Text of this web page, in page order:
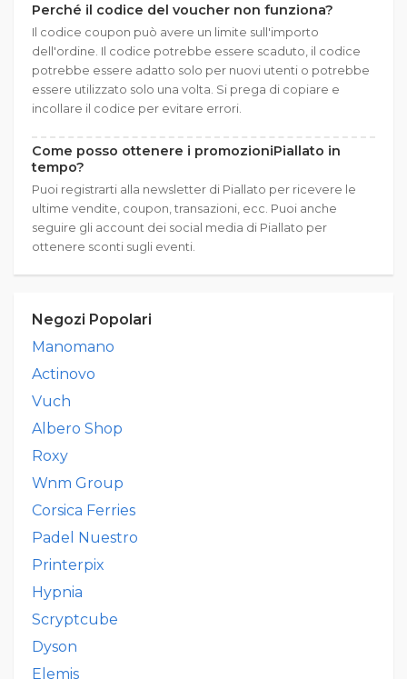
Perché il codice del voucher non funziona?
Il codice coupon può avere un limite sull'importo
dell'ordine. Il codice potrebbe essere scaduto, il codice
potrebbe essere adatto solo per nuovi utenti o potrebbe
essere utilizzato solo una volta. Si prega di copiare e
incollare il codice per evitare errori.
Come posso ottenere i promozioniPiallato in
tempo?
Puoi registrarti alla newsletter di Piallato per ricevere le
ultime vendite, coupon, transazioni, ecc. Puoi anche
seguire gli account dei social media di Piallato per
ottenere sconti sugli eventi.
Negozi Popolari
Manomano
Actinovo
Vuch
Albero Shop
Roxy
Wnm Group
Corsica Ferries
Padel Nuestro
Printerpix
Hypnia
Scryptcube
Dyson
Elemis